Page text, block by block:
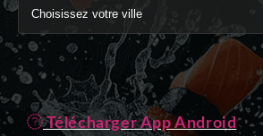
Télécharger App Android